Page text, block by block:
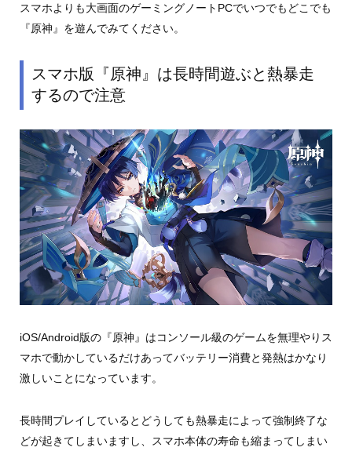
スマホよりも大画面のゲーミングノートPCでいつでもどこでも
『原神』を遊んでみてください。
スマホ版『原神』は長時間遊ぶと熱暴走
するので注意
iOS/Android版の『原神』はコンソール級のゲームを無理やりス
マホで動かしているだけあってバッテリー消費と発熱はかなり
激しいことになっています。
長時間プレイしているとどうしても熱暴走によって強制終了な
どが起きてしまいますし、スマホ本体の寿命も縮まってしまい